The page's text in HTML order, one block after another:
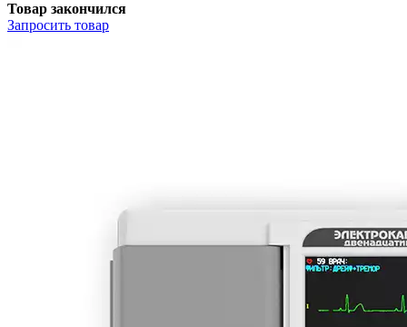
Товар закончился
Запросить товар